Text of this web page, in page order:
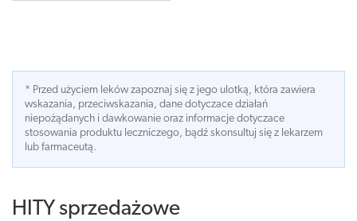
* Przed użyciem leków zapoznaj się z jego ulotką, która zawiera
wskazania, przeciwskazania, dane dotyczace działań
niepożądanych i dawkowanie oraz informacje dotyczace
stosowania produktu leczniczego, bądź skonsultuj się z lekarzem
lub farmaceutą.
HITY sprzedażowe